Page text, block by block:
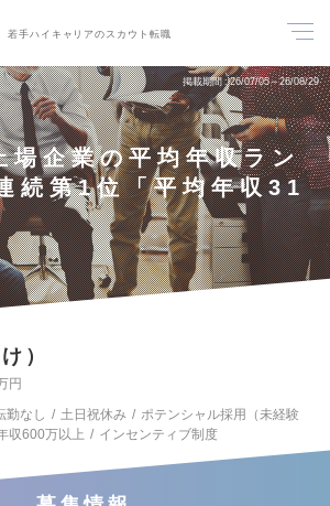
若手ハイキャリアのスカウト転職
掲載期間 26/07/05～26/08/29
場企業の平均年収ラン
続第1位「平均年収31
）
円
勤なし 土日祝休み
ポテンシャル採用（未経験
収600万以上 インセンティブ制度